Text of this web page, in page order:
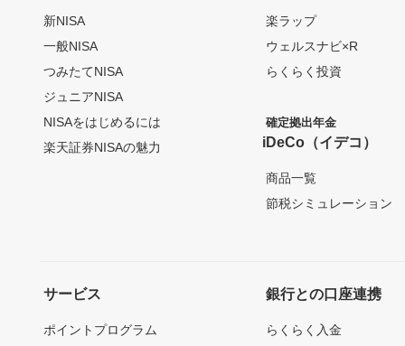
新NISA
一般NISA
つみたてNISA
ジュニアNISA
NISAをはじめるには
楽天証券NISAの魅力
楽ラップ
ウェルスナビ×R
らくらく投資
確定拠出年金
iDeCo（イデコ）
商品一覧
節税シミュレーション
サービス
ポイントプログラム
銀行との口座連携
らくらく入金